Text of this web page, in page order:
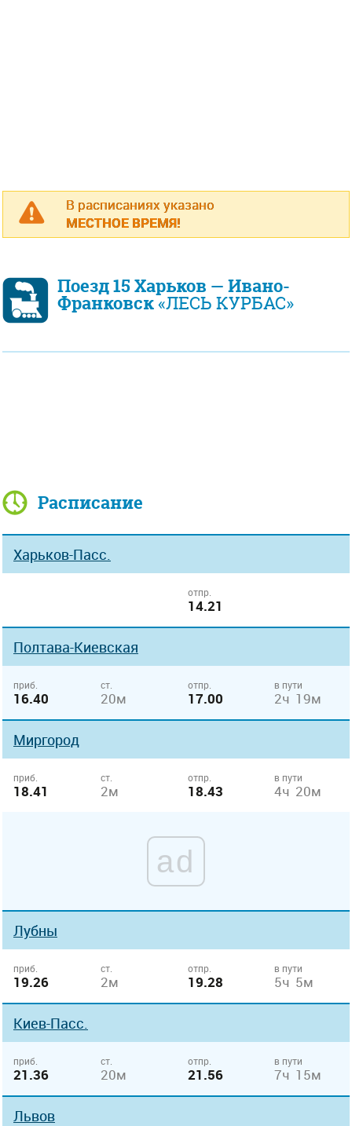
В расписаниях указано
МЕСТНОЕ ВРЕМЯ!
Поезд 15 Харьков — Ивано-
Франковск«ЛЕСЬ КУРБАС»
Расписание
Харьков-Пасс.
отпр.
14.21
Полтава-Киевская
приб.
16.40
ст.
20м
отпр.
17.00
в пути
2ч 19м
Миргород
приб.
18.41
ст.
2м
отпр.
18.43
в пути
4ч 20м
ad
Лубны
приб.
19.26
ст.
2м
отпр.
19.28
в пути
5ч 5м
Киев-Пасс.
приб.
21.36
ст.
20м
отпр.
21.56
в пути
7ч 15м
Львов